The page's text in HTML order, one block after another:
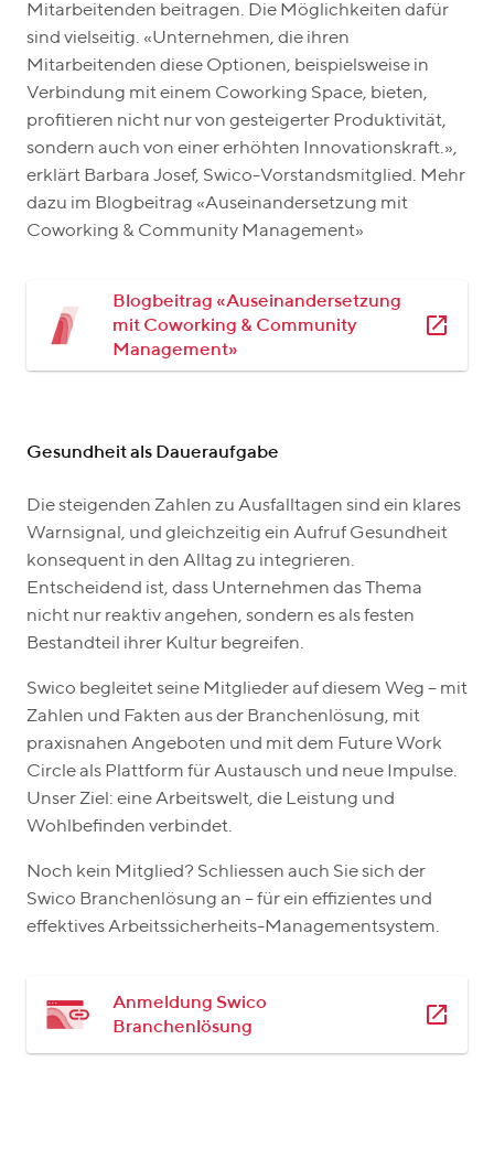
Mitarbeitenden beitragen. Die Möglichkeiten dafür
sind vielseitig. «Unternehmen, die ihren
Mitarbeitenden diese Optionen, beispielsweise in
Verbindung mit einem Coworking Space, bieten,
profitieren nicht nur von gesteigerter Produktivität,
sondern auch von einer erhöhten Innovationskraft.»,
erklärt Barbara Josef, Swico-Vorstandsmitglied. Mehr
dazu im Blogbeitrag «Auseinandersetzung mit
Coworking & Community Management»
Blogbeitrag «Auseinandersetzung
mit Coworking & Community
Management»
Gesundheit als Daueraufgabe
Die steigenden Zahlen zu Ausfalltagen sind ein klares
Warnsignal, und gleichzeitig ein Aufruf Gesundheit
konsequent in den Alltag zu integrieren.
Entscheidend ist, dass Unternehmen das Thema
nicht nur reaktiv angehen, sondern es als festen
Bestandteil ihrer Kultur begreifen.
Swico begleitet seine Mitglieder auf diesem Weg – mit
Zahlen und Fakten aus der Branchenlösung, mit
praxisnahen Angeboten und mit dem Future Work
Circle als Plattform für Austausch und neue Impulse.
Unser Ziel: eine Arbeitswelt, die Leistung und
Wohlbefinden verbindet.
Noch kein Mitglied? Schliessen auch Sie sich der
Swico Branchenlösung an – für ein effizientes und
effektives Arbeitssicherheits-Managementsystem.
Anmeldung Swico
Branchenlösung